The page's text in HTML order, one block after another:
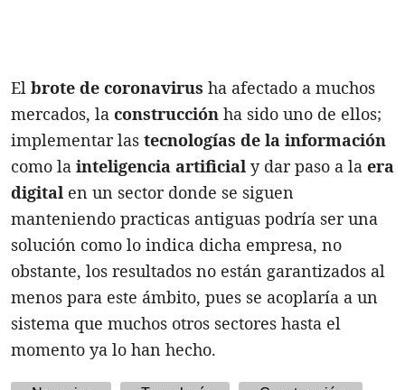
El brote de coronavirus ha afectado a muchos
mercados, la construcción ha sido uno de ellos;
implementar las tecnologías de la información
como la inteligencia artificial y dar paso a la era
digital en un sector donde se siguen
manteniendo practicas antiguas podría ser una
solución como lo indica dicha empresa, no
obstante, los resultados no están garantizados al
menos para este ámbito, pues se acoplaría a un
sistema que muchos otros sectores hasta el
momento ya lo han hecho.